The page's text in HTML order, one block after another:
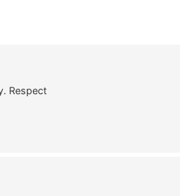
Respect